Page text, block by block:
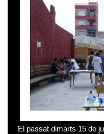
El passat dimarts 15 de